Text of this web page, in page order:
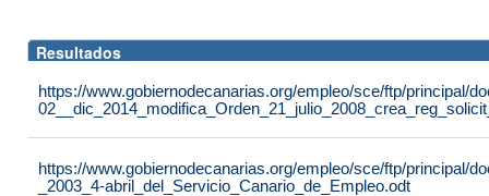
Resultados
https://www.gobiernodecanarias.org/empleo/sce/ftp/principal/
https://www.gobiernodecanarias.org/empleo/sce/ftp/principal/
_2003_4-abril_del_Servicio_Canario_de_Empleo.odt